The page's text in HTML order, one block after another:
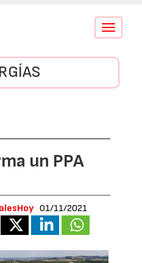
Conmutar
un PPA
01/11/2021